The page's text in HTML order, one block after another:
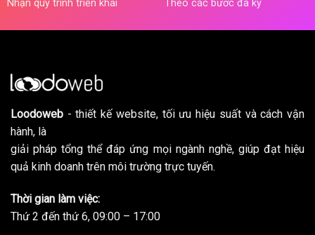
Nhận quy trình triển khai Theo các bước đã ký
Loodoweb - thiết kế website, tối ưu hiệu suất và cách vận
hành, là
giải pháp tổng thể đáp ứng mọi ngành nghề, giúp đạt hiệu
quả kinh doanh trên môi trường trực tuyến.
Thời gian làm việc:
Thứ 2 đến thứ 6, 09:00 – 17:00